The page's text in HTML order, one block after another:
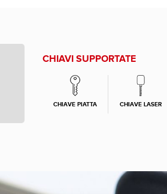
CHIAVI SUPPORTATE
CHIAVE PIATTA CHIAVE LASER